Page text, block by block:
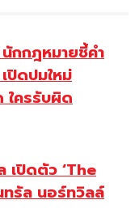
กกฎหมายชี้คำ
ปิดปมใหม่
ใครรับผิด
เปิดตัว ‘The
ทรัล นอร์ทวิลล์